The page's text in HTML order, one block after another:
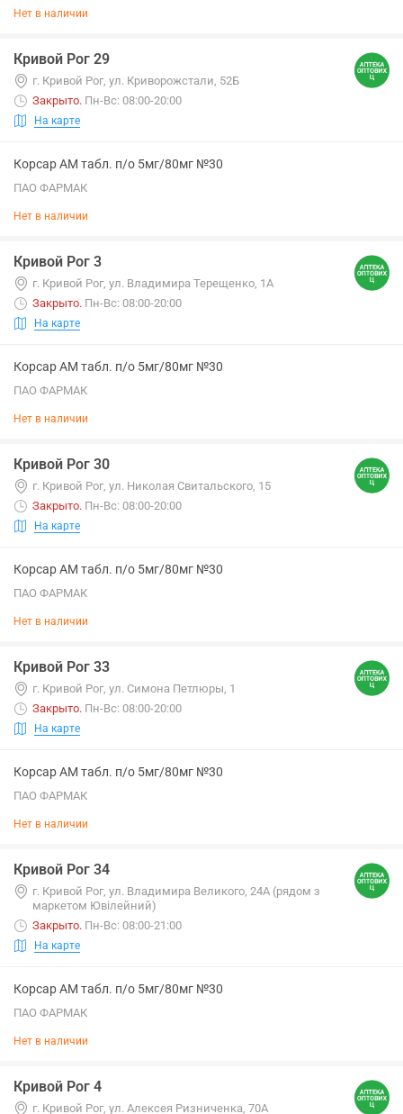
Нет в наличии
Кривой Рог 29
г. Кривой Рог, ул. Криворожстали, 52Б
Закрыто. Пн-Вс: 08:00-20:00
На карте
Корсар АМ табл. п/о 5мг/80мг №30
ПАО ФАРМАК
Нет в наличии
Кривой Рог 3
г. Кривой Рог, ул. Владимира Терещенко, 1А
Закрыто. Пн-Вс: 08:00-20:00
На карте
Корсар АМ табл. п/о 5мг/80мг №30
ПАО ФАРМАК
Нет в наличии
Кривой Рог 30
г. Кривой Рог, ул. Николая Свитальского, 15
Закрыто. Пн-Вс: 08:00-20:00
На карте
Корсар АМ табл. п/о 5мг/80мг №30
ПАО ФАРМАК
Нет в наличии
Кривой Рог 33
г. Кривой Рог, ул. Симона Петлюры, 1
Закрыто. Пн-Вс: 08:00-20:00
На карте
Корсар АМ табл. п/о 5мг/80мг №30
ПАО ФАРМАК
Нет в наличии
Кривой Рог 34
г. Кривой Рог, ул. Владимира Великого, 24А (рядом з
маркетом Ювілейний)
Закрыто. Пн-Вс: 08:00-21:00
На карте
Корсар АМ табл. п/о 5мг/80мг №30
ПАО ФАРМАК
Нет в наличии
Кривой Рог 4
г. Кривой Рог, ул. Алексея Ризниченка, 70А